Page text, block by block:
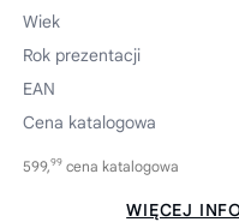
Wiek
Rok prezentacji
EAN
Cena katalogowa
599,99 cena katalogowa
WIĘCEJ